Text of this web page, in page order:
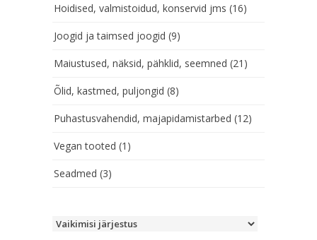
Hoidised, valmistoidud, konservid jms (16)
Joogid ja taimsed joogid (9)
Maiustused, näksid, pähklid, seemned (21)
Õlid, kastmed, puljongid (8)
Puhastusvahendid, majapidamistarbed (12)
Vegan tooted (1)
Seadmed (3)